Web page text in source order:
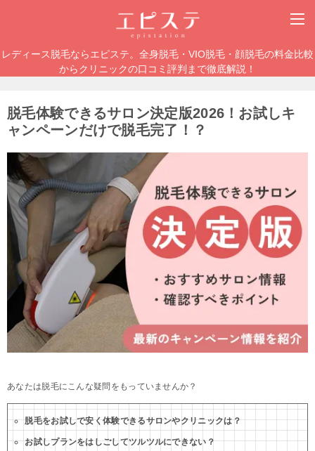
レディース脱毛ならエピステ。全身脱毛・VIO脱毛・顔脱毛の料金比較
からクリニックの口コミ評判まで徹底解説！
脱毛体験できるサロン決定版2026！お試しキ
ャンペーンだけで脱毛完了！？
あなたは脱毛にこんな疑問をもっていませんか？
脱毛をお試しで安く体験できるサロンやクリニックは？
お試しプランをはしごしてツルツルにできない？